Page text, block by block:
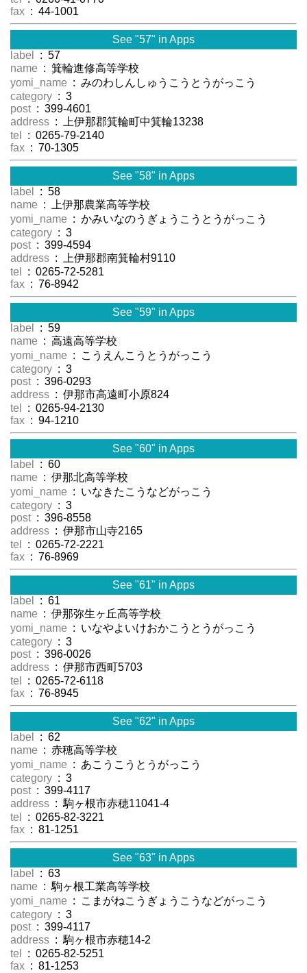
fax : 44-1001
See "57" in Apps
label
: 57
name : 箕輪進修高等学校
yomi_name : みのわしんしゅうこうとうがっこう
category : 3
post : 399-4601
address : 上伊那郡箕輪町中箕輪13238
tel
: 0265-79-2140
fax : 70-1305
See "58" in Apps
label
: 58
name : 上伊那農業高等学校
yomi_name : かみいなのうぎょうこうとうがっこう
category : 3
post : 399-4594
address : 上伊那郡南箕輪村9110
tel
: 0265-72-5281
fax : 76-8942
See "59" in Apps
label
: 59
name : 高遠高等学校
yomi_name : こうえんこうとうがっこう
category : 3
post : 396-0293
address : 伊那市高遠町小原824
tel
: 0265-94-2130
fax : 94-1210
See "60" in Apps
label
: 60
name : 伊那北高等学校
yomi_name : いなきたこうなどがっこう
category : 3
post : 396-8558
address : 伊那市山寺2165
tel
: 0265-72-2221
fax : 76-8969
See "61" in Apps
label
: 61
name : 伊那弥生ヶ丘高等学校
yomi_name : いなやよいけおかこうとうがっこう
category : 3
post : 396-0026
address : 伊那市西町5703
tel
: 0265-72-6118
fax : 76-8945
See "62" in Apps
label
: 62
name : 赤穂高等学校
yomi_name : あこうこうとうがっこう
category : 3
post : 399-4117
address : 駒ヶ根市赤穂11041-4
tel
: 0265-82-3221
fax : 81-1251
See "63" in Apps
label
: 63
name : 駒ヶ根工業高等学校
yomi_name : こまがねこうぎょうこうなどがっこう
category : 3
post : 399-4117
address : 駒ヶ根市赤穂14-2
tel
: 0265-82-5251
fax : 81-1253